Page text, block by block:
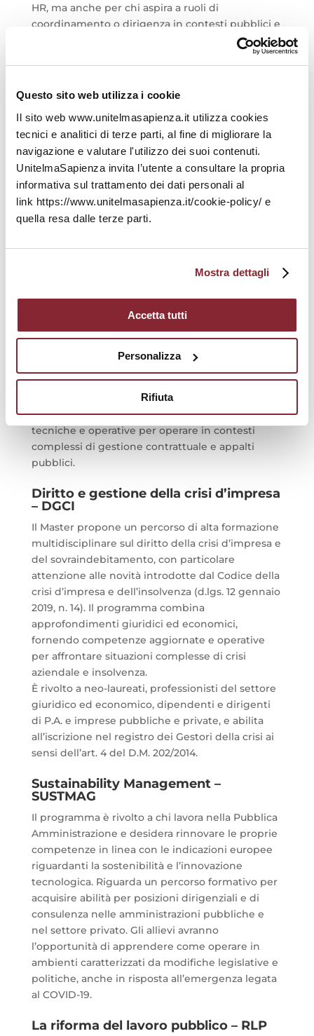
Questo sito web utilizza i cookie
Il sito web www.unitelmasapienza.it utilizza cookies
tecnici e analitici di terze parti, al fine di migliorare la
navigazione e valutare l'utilizzo dei suoi contenuti.
UnitelmaSapienza invita l’utente a consultare la propria
informativa sul trattamento dei dati personali al
link https://www.unitelmasapienza.it/cookie-policy/ e
quella resa dalle terze parti.
Mostra dettagli
Accetta tutti
Personalizza
Rifiuta
HR, ma anche per chi aspira a ruoli di
coordinamento o dirigenza in contesti pubblici e
privati. Difatti, propone una preparazione
interdisciplinare dedicata alla gestione delle
attuali dello Strategic Human Resource
competenze utili per organizzare e valorizzare il
personale, gestire gruppi di lavoro e affrontare in
modo efficace i cambiamenti organizzativi
Contrattualistica pubblica – MCP
Per questo tipo di preparazione si offre una
formazione specialistica e avanzata nel settore
sulle procedure di selezione delle offerte e sulla
scelta del contraente. Il percorso combina teoria
pubblici nei settori ordinari e speciali, le
concessioni, il partenariato pubblico-privato e la
responsabilità dei componenti delle
commissioni di gara, attraverso casi pratici e
È rivolto a dipendenti pubblici, professionisti,
docenti universitari e operatori già esperti nel
settore che intendono perfezionare competenze
tecniche e operative per operare in contesti
complessi di gestione contrattuale e appalti
pubblici.
Diritto e gestione della crisi d’impresa
– DGCI
Il Master propone un percorso di alta formazione
multidisciplinare sul diritto della crisi d’impresa e
del sovraindebitamento, con particolare
attenzione alle novità introdotte dal Codice della
crisi d’impresa e dell’insolvenza (d.lgs. 12 gennaio
2019, n. 14). Il programma combina
approfondimenti giuridici ed economici,
fornendo competenze aggiornate e operative
per affrontare situazioni complesse di crisi
aziendale e insolvenza.
È rivolto a neo-laureati, professionisti del settore
giuridico ed economico, dipendenti e dirigenti
di P.A. e imprese pubbliche e private, e abilita
all’iscrizione nel registro dei Gestori della crisi ai
sensi dell’art. 4 del D.M. 202/2014.
Sustainability Management –
SUSTMAG
Il programma è rivolto a chi lavora nella Pubblica
Amministrazione e desidera rinnovare le proprie
competenze in linea con le indicazioni europee
riguardanti la sostenibilità e l’innovazione
tecnologica. Riguarda un percorso formativo per
acquisire abilità per posizioni dirigenziali e di
consulenza nelle amministrazioni pubbliche e
nel settore privato. Gli allievi avranno
l’opportunità di apprendere come operare in
ambienti caratterizzati da modifiche legislative e
politiche, anche in risposta all’emergenza legata
al COVID-19.
La riforma del lavoro pubblico – RLP